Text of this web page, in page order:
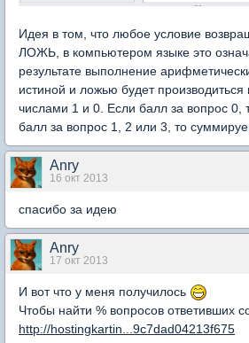
Идея в том, что любое условие
ЛОЖЬ, в компьютером языке это
результате выполнение
истиной и ложью будет
числами 1 и 0. Если балл за вопрос 0,
балл за вопрос 1, 2 или 3, то
Anry
16 окт 2013
спасибо за идею
Anry
17 окт 2013
И вот что у меня получилось
Чтобы найти % вопросов ответивших
http://hostingkartin...9c7dad04213f675